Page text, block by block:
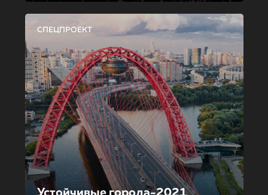
СПЕЦПРОЕКТ
Устойчивые города-2021